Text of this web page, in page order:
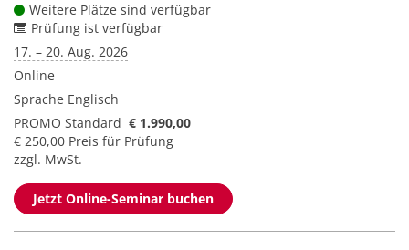
Weitere Plätze sind verfügbar
Prüfung ist verfügbar
17. – 20. Aug. 2026
Online
Sprache Englisch
PROMO Standard € 1.990,00
€ 250,00 Preis für Prüfung
zzgl. MwSt.
Jetzt Online-Seminar buchen